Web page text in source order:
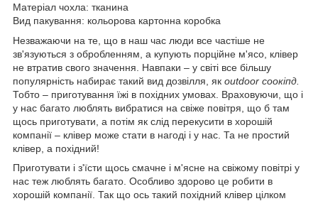
Матеріал чохла: тканина
Вид пакування: кольорова картонна коробка
Незважаючи на те, що в наш час люди все частіше не
зв'язуються з обробленням, а купують порційне м'ясо, клівер
не втратив свого значення. Навпаки – у світі все більшу
популярність набирає такий вид дозвілля, як outdoor соокіпд.
Тобто – приготування їжі в похідних умовах. Враховуючи, що і
у нас багато люблять вибратися на свіже повітря, що б там
щось приготувати, а потім як слід перекусити в хорошій
компанії – клівер може стати в нагоді і у нас. Та не простий
клівер, а похідний!
Приготувати і з'їсти щось смачне і м'ясне на свіжому повітрі у
нас теж люблять багато. Особливо здорово це робити в
хорошій компанії. Так що ось такий похідний клівер цілком